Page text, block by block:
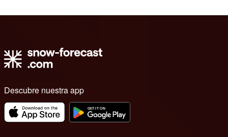
Descubre nuestra app